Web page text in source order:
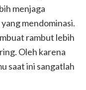
menjaga
mendominasi.
rambut lebih
Oleh karena
saat ini sangatlah